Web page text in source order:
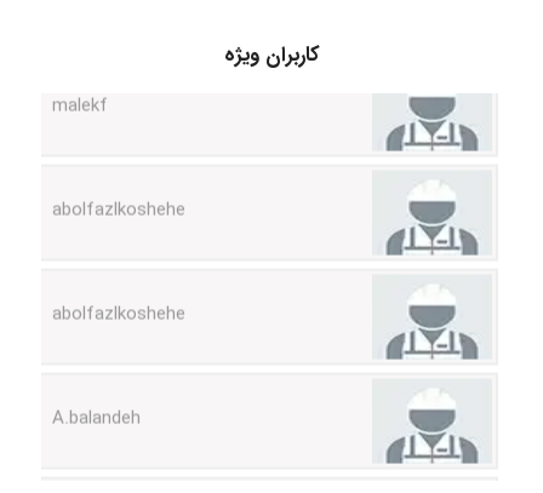
کاربران ویژه
abolfazlkoshehe
abolfazlkoshehe
A.balandeh
fatima